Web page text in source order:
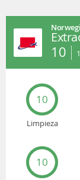
10 1
10
Limpieza
10